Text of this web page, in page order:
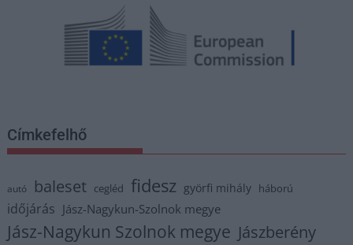
Címkefelhő
autó baleset cegléd fidesz györfi mihály háború
időjárás Jász-Nagykun-Szolnok megye
Jász-Nagykun Szolnok megye Jászberény